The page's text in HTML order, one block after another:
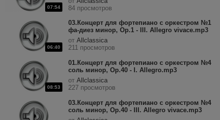
07:54
84 просмотров
06:40
03.Концерт для фортепиано с оркестром №1
фа-диез минор, Op.1 - III. Allegro vivace.mp3
от Allclassica
211 просмотров
08:53
01.Концерт для фортепиано с оркестром №4
соль минор, Op.40 - I. Allegro.mp3
от Allclassica
227 просмотров
03.Концерт для фортепиано с оркестром №4
соль минор, Op.40 - III. Allegro vivace.mp3